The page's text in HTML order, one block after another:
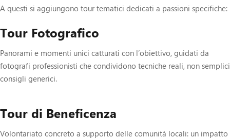
A questi si aggiungono tour tematici dedicati a passioni specifiche:
Tour Fotografico
Panorami e momenti unici catturati con l’obiettivo, guidati da
fotografi professionisti che condividono tecniche reali, non semplici
consigli generici.
Tour di Beneficenza
Volontariato concreto a supporto delle comunità locali: un impatto